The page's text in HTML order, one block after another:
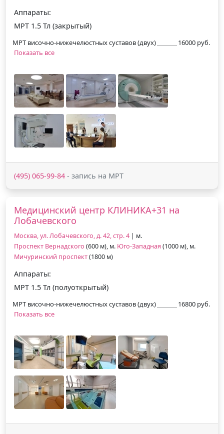
Аппараты:
МРТ 1.5 Тл (закрытый)
МРТ височно-нижечелюстных суставов (двух)
16000 руб.
Показать все
(495) 065-99-84 - запись на МРТ
Медицинский центр КЛИНИКА+31 на
Лобачевского
Москва, ул. Лобачевского, д. 42, стр. 4 | м.
Проспект Вернадского (600 м), м. Юго-Западная (1000 м), м.
Мичуринский проспект(1800 м)
Аппараты:
МРТ 1.5 Тл (полуоткрытый)
МРТ височно-нижечелюстных суставов (двух)
16800 руб.
Показать все